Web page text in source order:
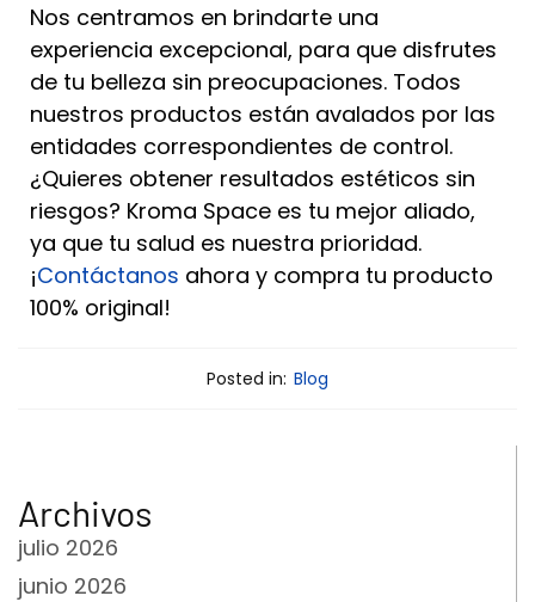
Nos centramos en brindarte una
experiencia excepcional, para que disfrutes
de tu belleza sin preocupaciones. Todos
nuestros productos están avalados por las
entidades correspondientes de control.
¿Quieres obtener resultados estéticos sin
riesgos? Kroma Space es tu mejor aliado,
ya que tu salud es nuestra prioridad.
¡Contáctanos ahora y compra tu producto
100% original!
Posted in: Blog
Archivos
julio 2026
junio 2026